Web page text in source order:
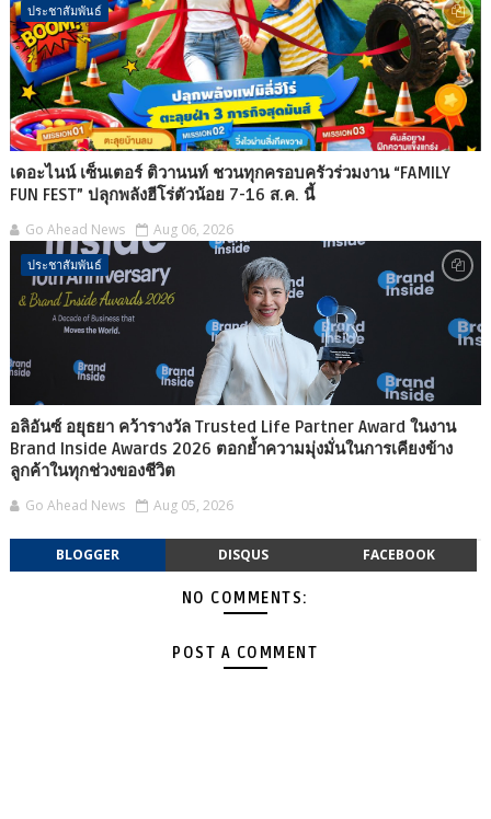
ประชาสัมพันธ์
เดอะไนน์ เซ็นเตอร์ ติวานนท์ ชวนทุกครอบครัวร่วมงาน “FAMILY
FUN FEST” ปลุกพลังฮีโร่ตัวน้อย 7-16 ส.ค. นี้
Go Ahead News Aug 06, 2026
ประชาสัมพันธ์
อลิอันซ์ อยุธยา คว้ารางวัล Trusted Life Partner Award ในงาน
Brand Inside Awards 2026 ตอกย้ำความมุ่งมั่นในการเคียงข้าง
ลูกค้าในทุกช่วงของชีวิต
Go Ahead News Aug 05, 2026
BLOGGER DISQUS FACEBOOK
NO COMMENTS:
POST A COMMENT